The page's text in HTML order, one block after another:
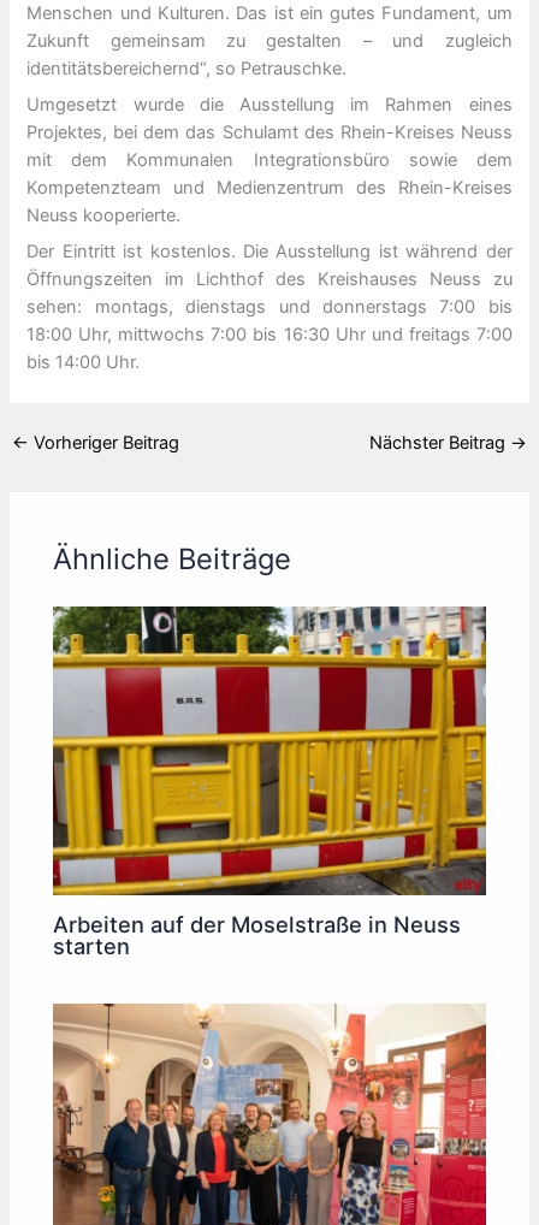
Menschen und Kulturen. Das ist ein gutes Fundament, um
Zukunft gemeinsam zu gestalten – und zugleich
identitätsbereichernd“, so Petrauschke.
Umgesetzt wurde die Ausstellung im Rahmen eines
Projektes, bei dem das Schulamt des Rhein-Kreises Neuss
mit dem Kommunalen Integrationsbüro sowie dem
Kompetenzteam und Medienzentrum des Rhein-Kreises
Neuss kooperierte.
Der Eintritt ist kostenlos. Die Ausstellung ist während der
Öffnungszeiten im Lichthof des Kreishauses Neuss zu
sehen: montags, dienstags und donnerstags 7:00 bis
18:00 Uhr, mittwochs 7:00 bis 16:30 Uhr und freitags 7:00
bis 14:00 Uhr.
← Vorheriger Beitrag Nächster Beitrag →
Ähnliche Beiträge
Arbeiten auf der Moselstraße in Neuss
starten